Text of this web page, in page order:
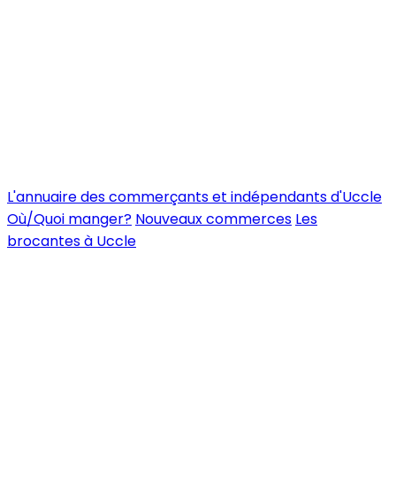
L'annuaire des commerçants et indépendants d'Uccle
Où/Quoi manger? Nouveaux commerces Les
brocantes à Uccle